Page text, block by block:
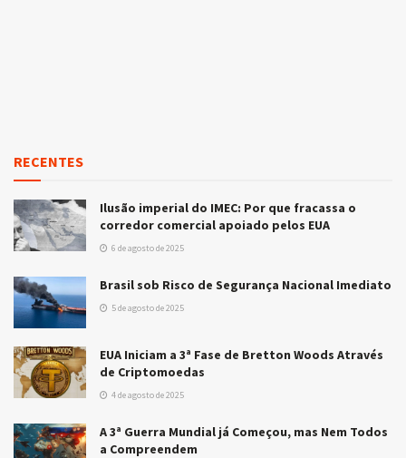
RECENTES
Ilusão imperial do IMEC: Por que fracassa o
corredor comercial apoiado pelos EUA
6 de agosto de 2025
Brasil sob Risco de Segurança Nacional Imediato
5 de agosto de 2025
EUA Iniciam a 3ª Fase de Bretton Woods Através
de Criptomoedas
4 de agosto de 2025
A 3ª Guerra Mundial já Começou, mas Nem Todos
a Compreendem